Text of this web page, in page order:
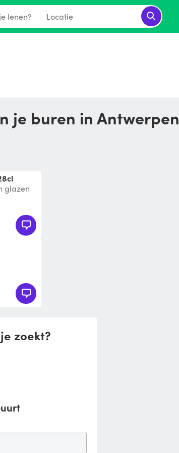
lenen? Locatie
je buren in Antwerpen
glazen
zoekt?